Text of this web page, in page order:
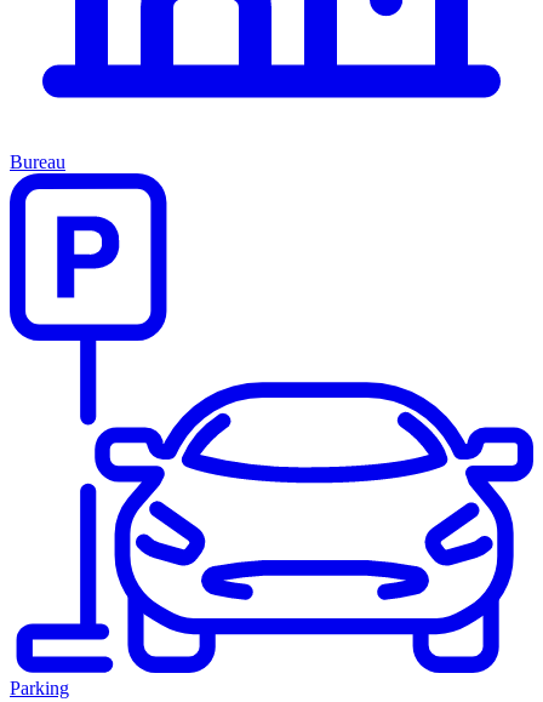
Bureau
Parking